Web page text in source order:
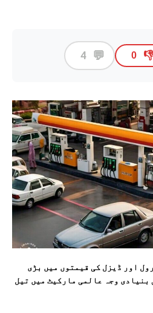
👎
0
💬
4
مئی سے پیٹرول اور ڈیزل کی قیمتوں میں بڑی
بنیادی وجہ عالمی مارکیٹ میں تیل